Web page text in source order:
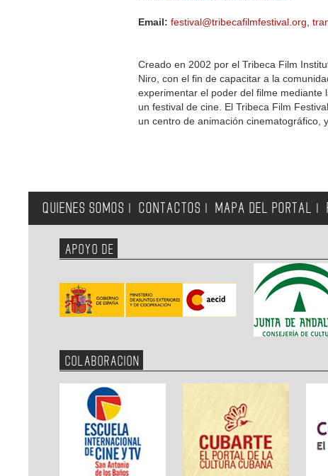
Email: festival@tribecafilmfestival.org ,
Creado en 2002 por el Tribeca Film
Niro, con el fin de capacitar a la
experimentar el poder del filme mediante
un festival de cine. El Tribeca Film
un centro de animación cinematográfico,
QUIENES SOMOS CONTACTOS MAPA DEL PORTAL
APOYO DE
COLABORACION